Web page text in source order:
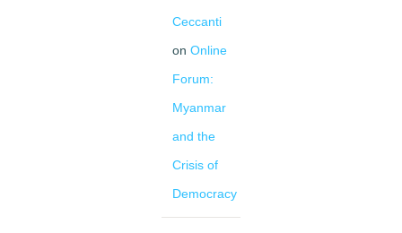
Ceccanti
on Online
Forum:
Myanmar
and the
Crisis of
Democracy